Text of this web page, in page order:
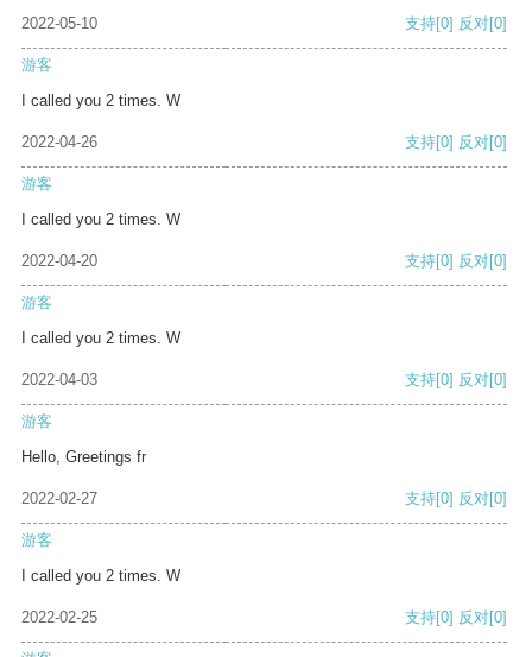
2022-05-10 支持[0] 反对[0]
游客
I called you 2 times. W
2022-04-26 支持[0] 反对[0]
游客
I called you 2 times. W
2022-04-20 支持[0] 反对[0]
游客
I called you 2 times. W
2022-04-03 支持[0] 反对[0]
游客
Hello, Greetings fr
2022-02-27 支持[0] 反对[0]
游客
I called you 2 times. W
2022-02-25 支持[0] 反对[0]